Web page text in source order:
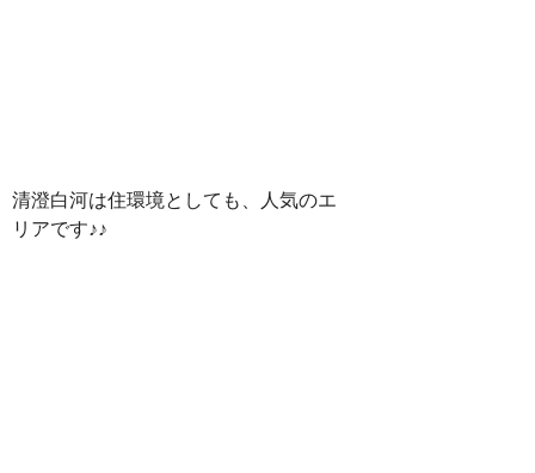
清澄白河は住環境としても、人気のエ
リアです♪♪